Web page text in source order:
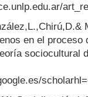
en el proceso
sociocultural